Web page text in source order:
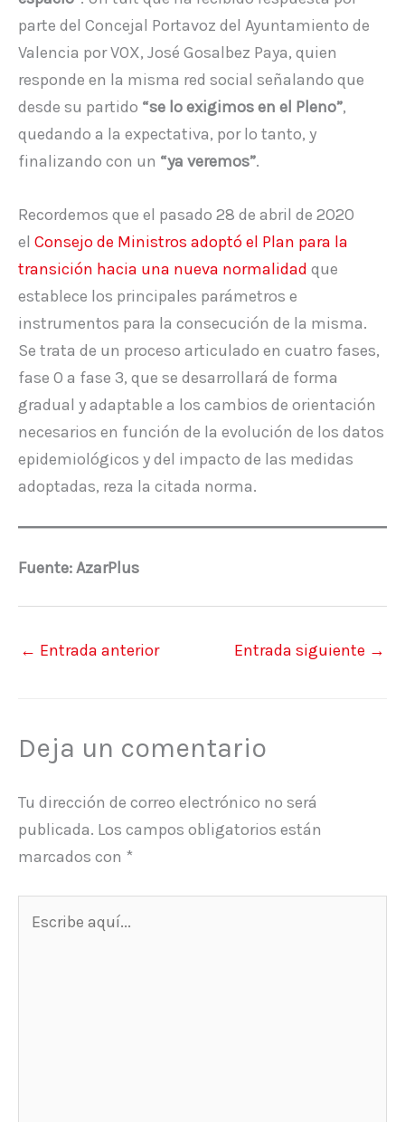
parte del Concejal Portavoz del Ayuntamiento de
Valencia por VOX, José Gosalbez Paya, quien
responde en la misma red social señalando que
desde su partido “se lo exigimos en el Pleno”,
quedando a la expectativa, por lo tanto, y
finalizando con un “ya veremos”.
Recordemos que el pasado 28 de abril de 2020
el Consejo de Ministros adoptó el Plan para la
transición hacia una nueva normalidad que
establece los principales parámetros e
instrumentos para la consecución de la misma.
Se trata de un proceso articulado en cuatro fases,
fase 0 a fase 3, que se desarrollará de forma
gradual y adaptable a los cambios de orientación
necesarios en función de la evolución de los datos
epidemiológicos y del impacto de las medidas
adoptadas, reza la citada norma.
Fuente: AzarPlus
← Entrada anterior Entrada siguiente →
Deja un comentario
Tu dirección de correo electrónico no será
publicada. Los campos obligatorios están
marcados con *